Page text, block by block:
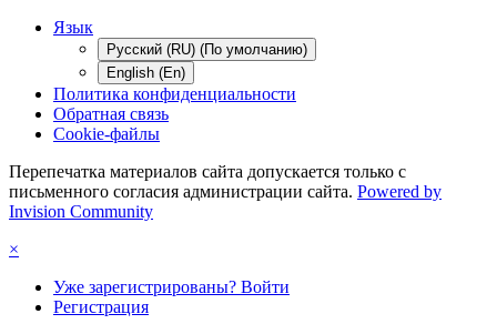
Язык
Русский (RU) (По умолчанию)
English (En)
Политика конфиденциальности
Обратная связь
Cookie-файлы
Перепечатка материалов сайта допускается только с
письменного согласия администрации сайта. Powered by
Invision Community
×
Уже зарегистрированы? Войти
Регистрация